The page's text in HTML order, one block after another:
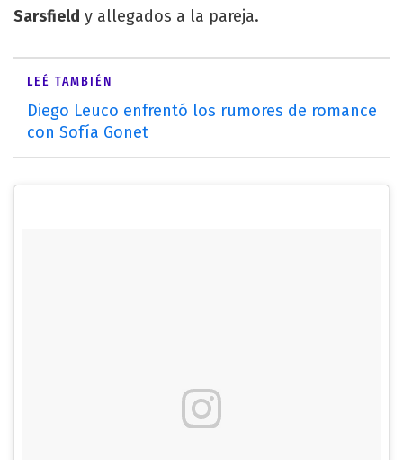
Sarsfield y allegados a la pareja.
LEÉ TAMBIÉN
Diego Leuco enfrentó los rumores de romance
con Sofía Gonet